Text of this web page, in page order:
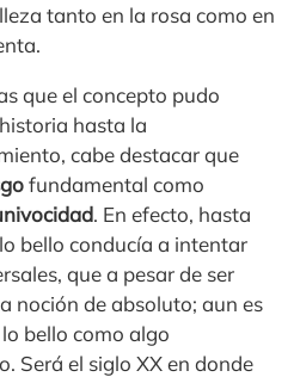
tanto en la rosa como en
que el concepto pudo
hasta la
cabe destacar que
fundamental como
. En efecto, hasta
bello conducía a intentar
que a pesar de ser
noción de absoluto; aun es
bello como algo
Será el siglo XX en donde